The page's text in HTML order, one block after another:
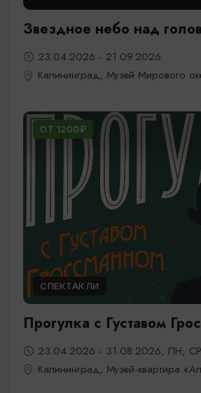
Звездное небо над
23.04.2026 - 21.09.2026
Калининград, Музей Мирового
ОТ 1200₽
СПЕКТАКЛИ
Прогулка с Густавом
23.04.2026 - 31.08.2026, ПН,
Калининград, Музей-квартира